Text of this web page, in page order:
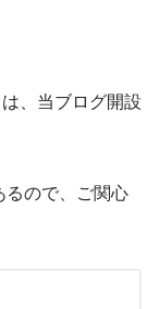
、当ブログ開設
るので、ご関心